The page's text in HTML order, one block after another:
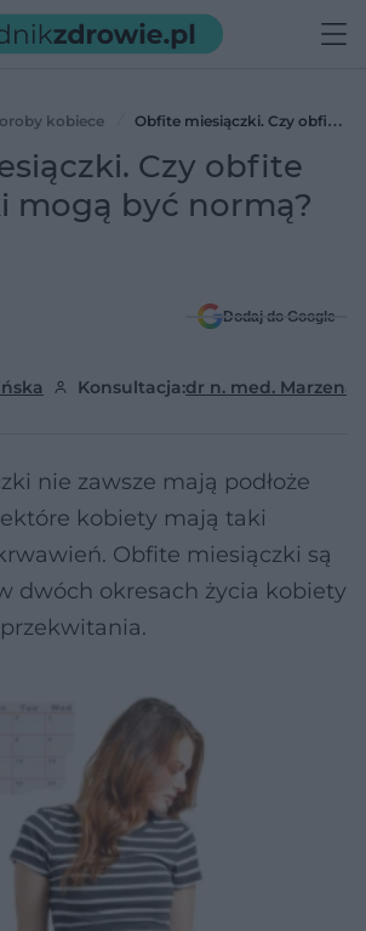
kobiece
Obfite miesiączki. Czy obfite
Czy obfite
mogą być normą?
Dodaj do Google
Konsultacja:dr n. med. Marzena
nie zawsze mają podłoże
kobiety mają taki
Obfite miesiączki są
dwóch okresach życia kobiety